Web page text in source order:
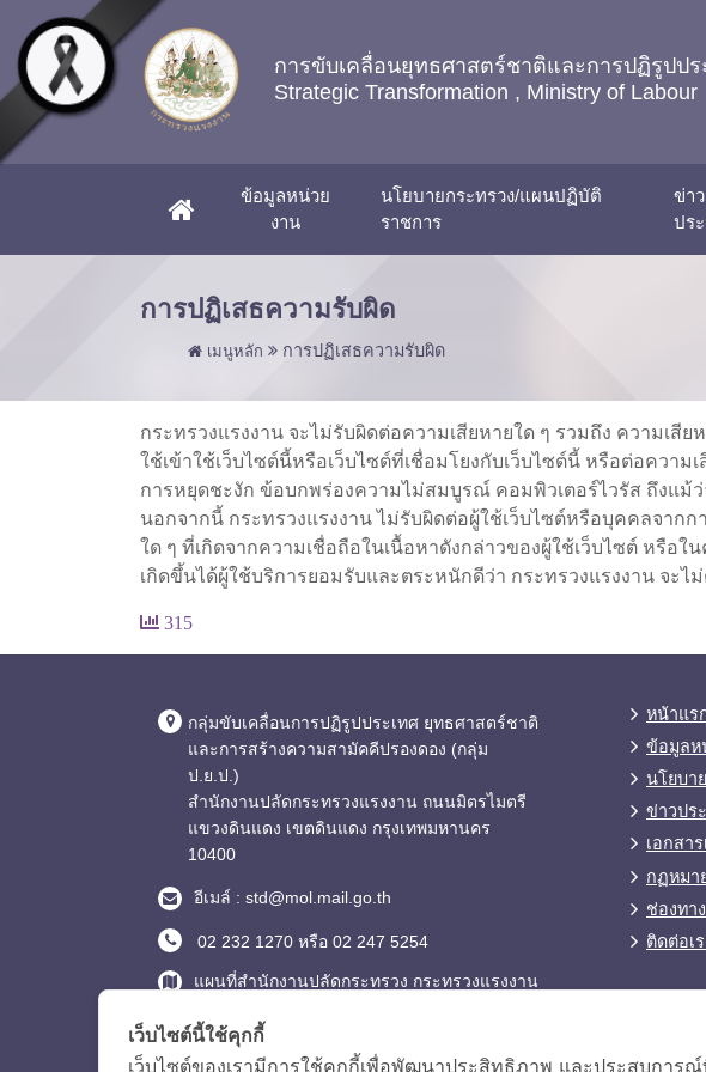
Skip to main content
การขับเคลื่อนยุทธศาสตร์ชาติและการปฏิรูปปร
Strategic Transformation , Ministry of Labour
(CURRENT)
ข้อมูลหน่วย
งาน
นโยบายกระทรวง/แผนปฏิบัติ
ราชการ
ข่าว
ปร
การปฏิเสธความรับผิด
เมนูหลัก การปฏิเสธความรับผิด
กระทรวงแรงงาน จะไม่รับผิดต่อความเสียหายใด ๆ รวมถึง ความเ
ใช้เข้าใช้เว็บไซต์นี้หรือเว็บไซต์ที่เชื่อมโยงกับเว็บไซต์นี้ หรือต่อควา
การหยุดชะงัก ข้อบกพร่องความไม่สมบูรณ์ คอมพิวเตอร์ไวรัส ถึงแม้
นอกจากนี้ กระทรวงแรงงาน ไม่รับผิดต่อผู้ใช้เว็บไซต์หรือบุคคลจาก
ใด ๆ ที่เกิดจากความเชื่อถือในเนื้อหาดังกล่าวของผู้ใช้เว็บไซต์ หรือ
เกิดขึ้นได้ผู้ใช้บริการยอมรับและตระหนักดีว่า กระทรวงแรงงาน จะ
315
กลุ่มขับเคลื่อนการปฏิรูปประเทศ ยุทธศาสตร์ชาติ
และการสร้างความสามัคคีปรองดอง (กลุ่ม
ป.ย.ป.)
สำนักงานปลัดกระทรวงแรงงาน ถนนมิตรไมตรี
แขวงดินแดง เขตดินแดง กรุงเทพมหานคร
10400
อีเมล์ : std@mol.mail.go.th
02 232 1270 หรือ 02 247 5254
แผนที่สำนักงานปลัดกระทรวง กระทรวงแรงงาน
Login
หน้าแร
ข้อมูลห
นโยบา
ข่าวปร
เอกสา
กฏหมา
ช่องทา
ติดต่อเ
เว็บไซต์นี้ใช้คุกกี้
เว็บไซต์ของเรามีการใช้คุกกี้เพื่อพัฒนาประสิทธิภาพ และประสบกา